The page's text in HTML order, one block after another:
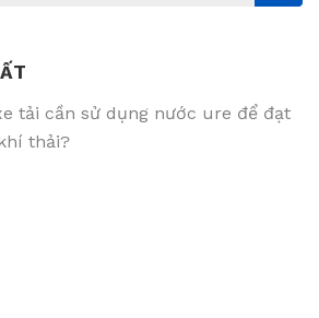
tải cần sử dụng nước ure để đạt
thải?